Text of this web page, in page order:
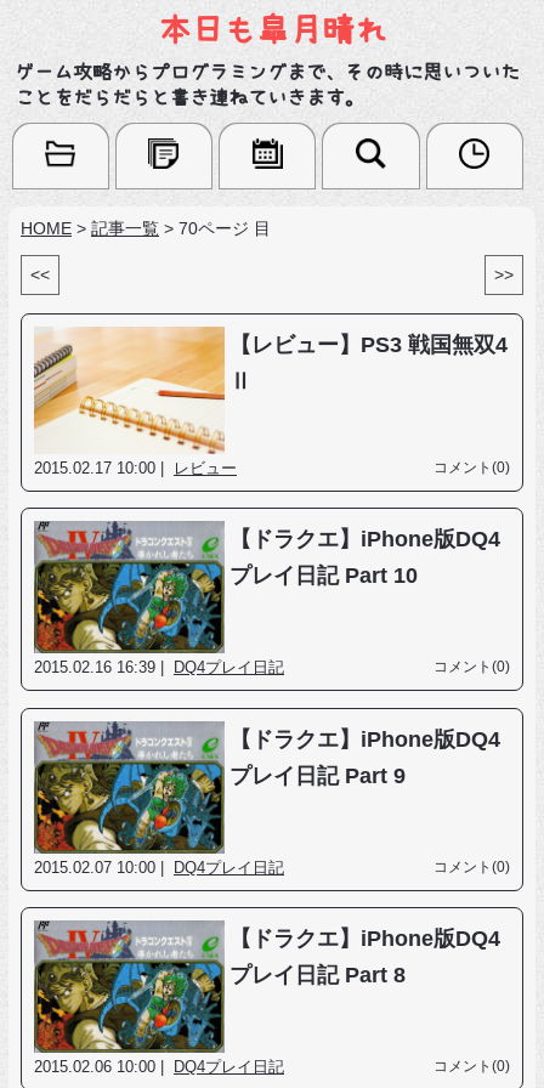
本日も皐月晴れ
ゲーム攻略からプログラミングまで、その時に思いついた
ことをだらだらと書き連ねていきます。
HOME > 記事一覧 > 70ページ 目
<< >>
【レビュー】PS3 戦国無双4
2015.02.17 10:00 | レビュー コメント(0)
【ドラクエ】iPhone版DQ4
プレイ日記 Part 10
2015.02.16 16:39 | DQ4プレイ日記 コメント(0)
【ドラクエ】iPhone版DQ4
プレイ日記 Part 9
2015.02.07 10:00 | DQ4プレイ日記 コメント(0)
【ドラクエ】iPhone版DQ4
プレイ日記 Part 8
2015.02.06 10:00 | DQ4プレイ日記 コメント(0)